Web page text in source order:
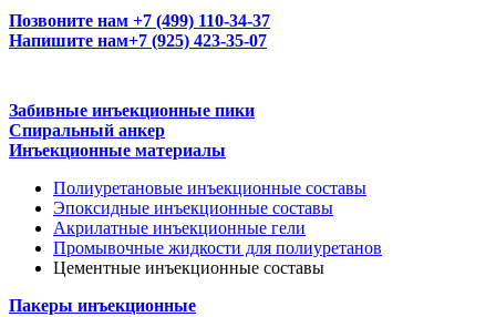
Позвоните нам +7 (499) 110-34-37
Напишите нам+7 (925) 423-35-07
Забивные инъекционные пики
Спиральный анкер
Инъекционные материалы
Полиуретановые инъекционные составы
Эпоксидные инъекционные составы
Акрилатные инъекционные гели
Промывочные жидкости для полиуретанов
Цементные инъекционные составы
Пакеры инъекционные